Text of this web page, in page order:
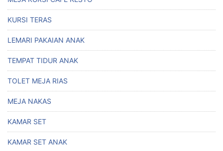
KURSI TERAS
LEMARI PAKAIAN ANAK
TEMPAT TIDUR ANAK
TOLET MEJA RIAS
MEJA NAKAS
KAMAR SET
KAMAR SET ANAK